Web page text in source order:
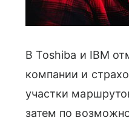
В Toshiba и IBM
компании и
участки
затем по